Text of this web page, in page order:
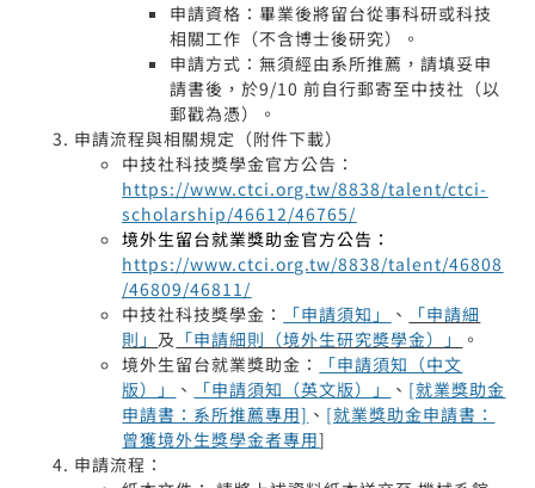
申請資格：畢業後將留台從事科研或科技
相關工作（不含博士後研究）。
申請方式：無須經由系所推薦，請填妥申
請書後，於9/10 前自行郵寄至中技社（以
郵戳為憑）。
申請流程與相關規定（附件下載）
中技社科技獎學金官方公告：
https://www.ctci.org.tw/8838/talent/ctci-
scholarship/46612/46765/
境外生留台就業獎助金官方公告：
https://www.ctci.org.tw/8838/talent/46808
/46809/46811/
中技社科技獎學金：
「申請須知」 、
「申請細
則」及 「申請細則（境外生研究奬學金）」
。
境外生留台就業獎助金：
「申請須知（中文
版）」
、 「申請須知（英文版）」 、 [就業獎助金
申請書：系所推薦專用] 、 [就業獎助金申請書：
曾獲境外生獎學金者專用]
申請流程：